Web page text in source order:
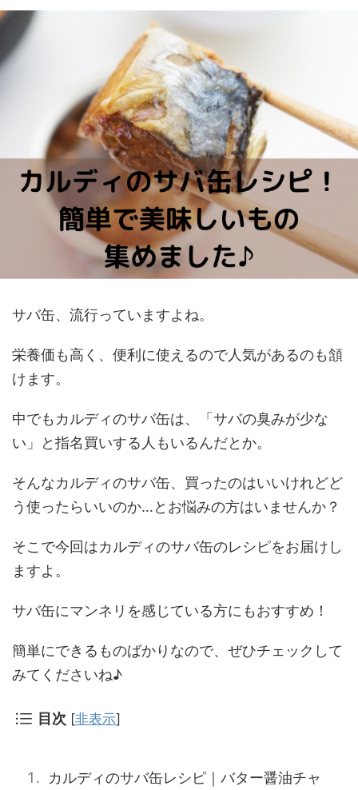
サバ缶、流行っていますよね。
栄養価も高く、便利に使えるので人気があるのも頷
けます。
中でもカルディのサバ缶は、「 サバの臭みが少な
い 」と指名買いする人もいるんだとか。
そんなカルディのサバ缶、買ったのはいいけれどど
う使ったらいいのか…とお悩みの方はいませんか？
そこで今回はカルディのサバ缶のレシピをお届けし
ますよ。
サバ缶にマンネリを感じている方にもおすすめ！
簡単にできるものばかりなので、ぜひチェックして
みてくださいね♪
目次 [非表示]
カルディのサバ缶レシピ｜バター醤油チャ